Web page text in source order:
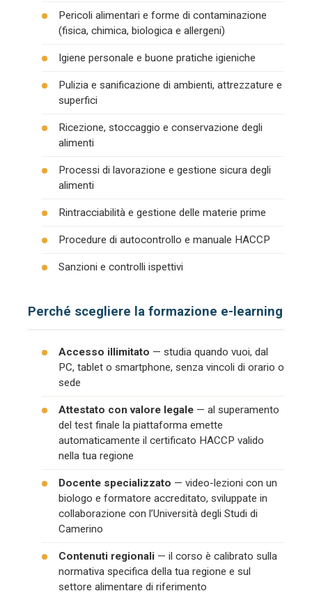
Pericoli alimentari e forme di contaminazione
(fisica, chimica, biologica e allergeni)
Igiene personale e buone pratiche igieniche
Pulizia e sanificazione di ambienti, attrezzature e
superfici
Ricezione, stoccaggio e conservazione degli
alimenti
Processi di lavorazione e gestione sicura degli
alimenti
Rintracciabilità e gestione delle materie prime
Procedure di autocontrollo e manuale HACCP
Sanzioni e controlli ispettivi
Perché scegliere la formazione e-learning
Accesso illimitato — studia quando vuoi, dal
PC, tablet o smartphone, senza vincoli di orario o
sede
Attestato con valore legale — al superamento
del test finale la piattaforma emette
automaticamente il certificato HACCP valido
nella tua regione
Docente specializzato — video-lezioni con un
biologo e formatore accreditato, sviluppate in
collaborazione con l’Università degli Studi di
Camerino
Contenuti regionali — il corso è calibrato sulla
normativa specifica della tua regione e sul
settore alimentare di riferimento